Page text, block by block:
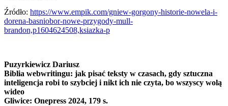
Źródło: https://www.empik.com/gniew-gorgony-historie-nowela-i-
dorena-basniobor-nowe-przygody-mull-
brandon,p1604624508,ksiazka-p
Puzyrkiewicz Dariusz
Biblia webwritingu: jak pisać teksty w czasach, gdy sztuczna
inteligencja robi to szybciej i nikt ich nie czyta, bo wszyscy wolą
wideo
Gliwice: Onepress 2024, 179 s.